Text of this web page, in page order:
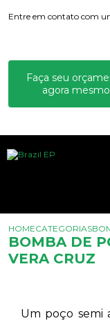
Entre em contato com
Faça seu
agora mesmo
HOMECATEGORIAS
BOMBA DE
VERA CRUZ
Um poço semi